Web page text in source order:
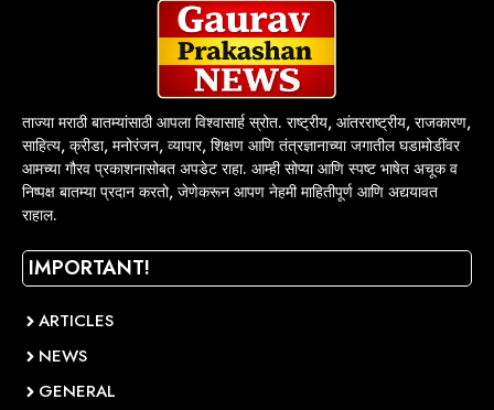
ताज्या मराठी बातम्यांसाठी आपला विश्वासार्ह स्रोत. राष्ट्रीय, आंतरराष्ट्रीय, राजकारण,
साहित्य, क्रीडा, मनोरंजन, व्यापार, शिक्षण आणि तंत्रज्ञानाच्या जगातील घडामोडींवर
आमच्या गौरव प्रकाशनासोबत अपडेट राहा. आम्ही सोप्या आणि स्पष्ट भाषेत अचूक व
निष्पक्ष बातम्या प्रदान करतो, जेणेकरून आपण नेहमी माहितीपूर्ण आणि अद्ययावत
राहाल.
IMPORTANT!
ARTICLES
NEWS
GENERAL